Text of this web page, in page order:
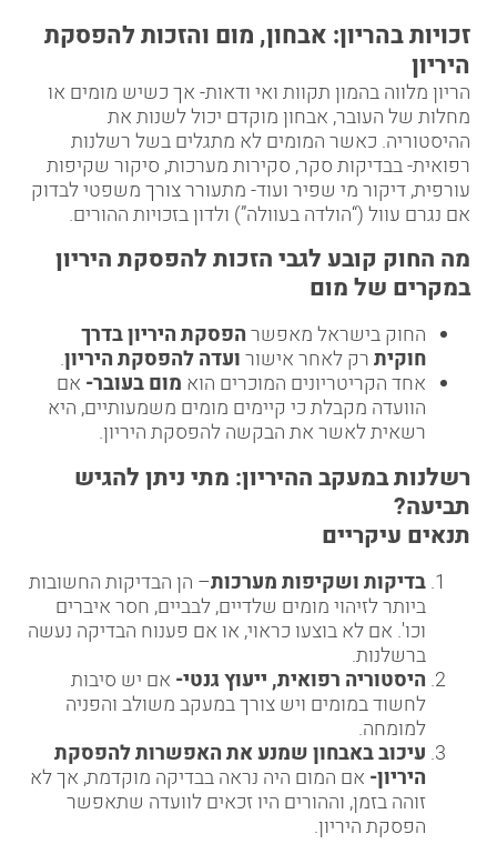
זכויות בהריון: אבחון, מום והזכות להפסקת
היריון
הריון מלווה בהמון תקוות ואי ודאות- אך כשיש מומים או
מחלות של העובר, אבחון מוקדם יכול לשנות את
ההיסטוריה. כאשר המומים לא מתגלים בשל רשלנות
רפואית- בבדיקות סקר, סקירות מערכות, סיקור שקיפות
עורפית, דיקור מי שפיר ועוד- מתעורר צורך משפטי לבדוק
אם נגרם עוול (“הולדה בעוולה”) ולדון בזכויות ההורים.
מה החוק קובע לגבי הזכות להפסקת היריון
במקרים של מום
החוק בישראל מאפשרהפסקת היריון בדרך
חוקיתרק לאחר אישורועדה להפסקת היריון.
אחד הקריטריונים המוכרים הוא מום בעובר- אם
הוועדה מקבלת כי קיימים מומים משמעותיים, היא
רשאית לאשר את הבקשה להפסקת היריון.
רשלנות במעקב ההיריון: מתי ניתן להגיש
תביעה?
תנאים עיקריים
בדיקות ושקיפות מערכות– הן הבדיקות החשובות
ביותר לזיהוי מומים שלדיים, לבביים, חסר איברים
וכו'. אם לא בוצעו כראוי, או אם פענוח הבדיקה נעשה
ברשלנות.
היסטוריה רפואית, ייעוץ גנטי- אם יש סיבות
לחשוד במומים ויש צורך במעקב משולב והפניה
למומחה.
עיכוב באבחון שמנע את האפשרות להפסקת
היריון- אם המום היה נראה בבדיקה מוקדמת, אך לא
זוהה בזמן, וההורים היו זכאים לוועדה שתאפשר
הפסקת היריון.